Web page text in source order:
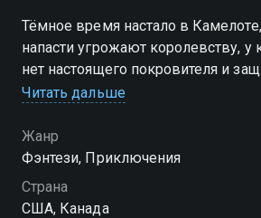
Тёмное время настало в
напасти угрожают королевству, у
нет настоящего покровителя и
Мерлин вернулся, чтобы найти
Посмотреть онлайн 1 сезон
Мерлина вы можете совершенно
хорошем HD качестве на
Читать дальше
Жанр
Фэнтези, Приключения
Страна
США, Канада